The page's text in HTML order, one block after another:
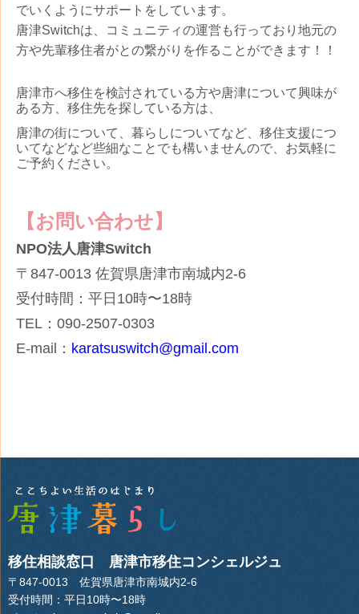
でいくようにサポートをしています。
唐津Switchは、コミュニティの運営も行っており地元の
方や先輩移住者がとの繋がりを作ることができます！！
唐津市へ移住を検討されている方や唐津について興味が
ある方、移住先を探している方は、
唐津の街について、暮らしについてなど、移住支援につ
いてなどなど些細なことでも構いませんので、お気軽に
ご予約ください。
【お問い合わせ】
NPO法人唐津Switch
〒847-0013 佐賀県唐津市南城内2-6
受付時間：平日10時〜18時
TEL： 090-2507-0303
E-mail： karatsuswitch@gmail.com
移住相談窓口 唐津市移住コンシェルジュ
〒847-0013 佐賀県唐津市南城内2-6
受付時間：平日10時〜18時